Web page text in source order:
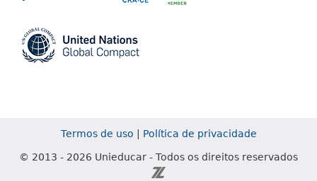
Termos de uso Política de privacidade
© 2013 - 2026 Unieducar - Todos os direitos reservados